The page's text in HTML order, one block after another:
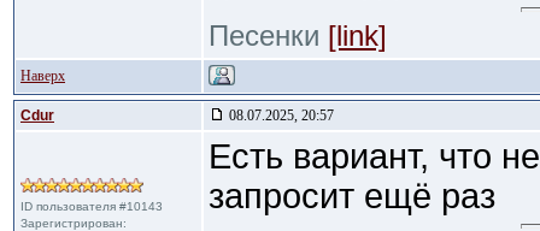
Песенки [link]
Наверх
Cdur 08.07.2025, 20:57
ID пользователя #10143
Зарегистрирован:
Есть вариант, что
запросит ещё раз